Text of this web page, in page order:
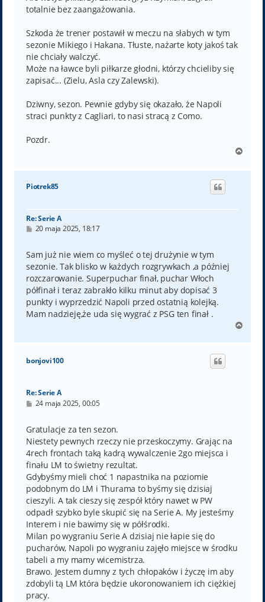
totalnie bez zaangażowania.
Szkoda że trener postawił w meczu na słabych w tym
sezonie Mikiego i Hakana. Tłuste, nażarte koty jakoś tak
nie chciały walczyć.
Może na ławce byli piłkarze głodni, którzy chcieliby się
zapisać... (Zielu, Asla czy Zalewski).
Dziwny, sezon. Pewnie gdyby się okazało, że Napoli
straci punkty z Cagliari, to nasi stracą z Como.
Pozdr.
g
Piotrek85
Re: Serie A
P
t
20 maja 2025, 18:17
Sam już nie wiem co myśleć o tej drużynie w tym
sezonie. Tak blisko w każdych rozgrywkach ,a później
rozczarowanie. Superpuchar finał, puchar Włoch
półfinał i teraz zabrakło kilku minut aby dopisać 3
punkty i wyprzedzić Napoli przed ostatnią kolejką.
Mam nadzieję,że uda się wygrać z PSG ten finał .
g
bonjovi100
Re: Serie A
P
t
24 maja 2025, 00:05
Gratulacje za ten sezon.
Niestety pewnych rzeczy nie przeskoczymy. Grając na
4rech frontach taką kadrą wywalczenie 2go miejsca i
finału LM to świetny rezultat.
Gdybyśmy mieli choć 1 napastnika na poziomie
podobnym do LM i Thurama to byśmy się dzisiaj
cieszyli. A tak cieszy się zespół który nawet w PW
odpadł szybko byle skupić się na Serie A. My jesteśmy
Interem i nie bawimy się w półśrodki.
Milan po wygraniu Serie A dzisiaj nie łapie się do
pucharów, Napoli po wygraniu zajęło miejsce w środku
tabeli a my mamy wicemistrza.
Brawo. Jestem dumny z tych chłopaków i życzę im aby
zdobyli tą LM która będzie ukoronowaniem ich ciężkiej
pracy.